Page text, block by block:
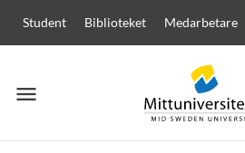
Student Biblioteket Medarbetare
menu
Meny